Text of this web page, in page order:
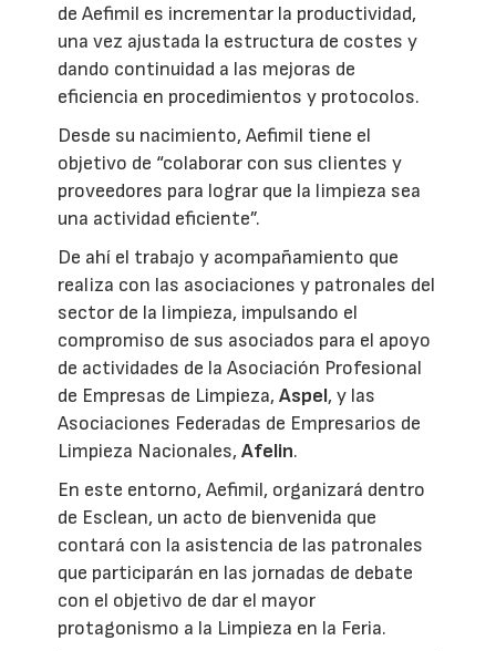
de Aefimil es incrementar la productividad,
una vez ajustada la estructura de costes y
dando continuidad a las mejoras de
eficiencia en procedimientos y protocolos.
Desde su nacimiento, Aefimil tiene el
objetivo de “colaborar con sus clientes y
proveedores para lograr que la limpieza sea
una actividad eficiente”.
De ahí el trabajo y acompañamiento que
realiza con las asociaciones y patronales del
sector de la limpieza, impulsando el
compromiso de sus asociados para el apoyo
de actividades de la Asociación Profesional
de Empresas de Limpieza,Aspel, y las
Asociaciones Federadas de Empresarios de
Limpieza Nacionales,Afelin.
En este entorno, Aefimil, organizará dentro
de Esclean, un acto de bienvenida que
contará con la asistencia de las patronales
que participarán en las jornadas de debate
con el objetivo de dar el mayor
protagonismo a la Limpieza en la Feria.